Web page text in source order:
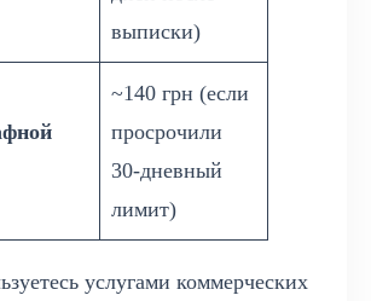
выписки)
~140 грн (если
просрочили
30-дневный
лимит)
услугами коммерческих